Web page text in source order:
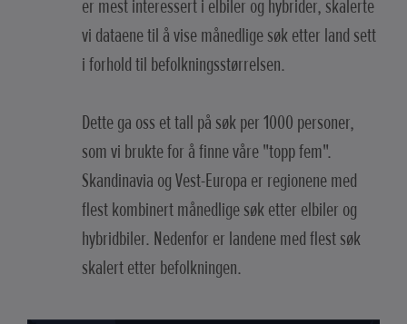
er mest interessert i elbiler og hybrider, skalerte
vi dataene til å vise månedlige søk etter land sett
i forhold til befolkningsstørrelsen.
Dette ga oss et tall på søk per 1000 personer,
som vi brukte for å finne våre "topp fem".
Skandinavia og Vest-Europa er regionene med
flest kombinert månedlige søk etter elbiler og
hybridbiler. Nedenfor er landene med flest søk
skalert etter befolkningen.